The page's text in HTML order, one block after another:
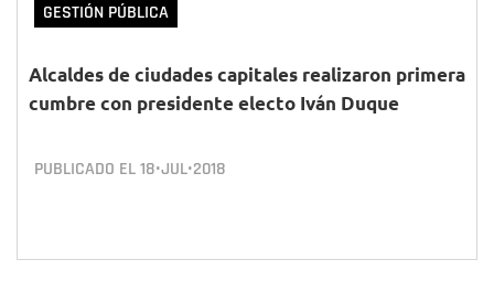
GESTIÓN PÚBLICA
Alcaldes de ciudades capitales realizaron primera
cumbre con presidente electo Iván Duque
PUBLICADO EL18•JUL•2018